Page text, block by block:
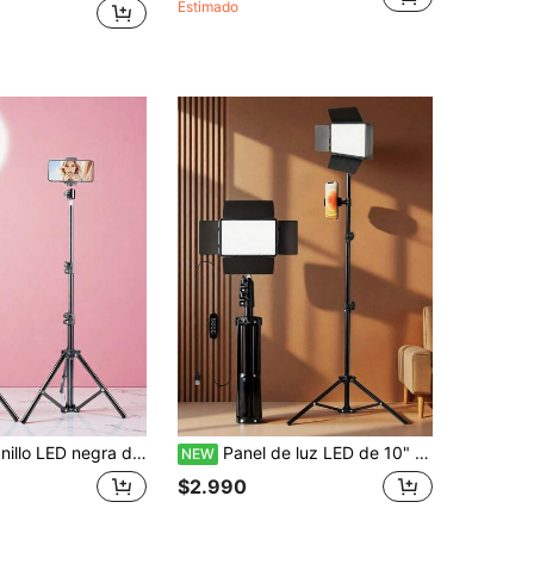
Estimado
en vivo, vlogging y maquillaje, para uso en interiores. Soporte ajustable en altura, resistente y duradero. Luz de anillo adecuada para fotografía, grabación de video, transmisión en vivo, reuniones de Zoom, vlogging, selfies y iluminación de teléfonos. NEW Panel de luz LED de 10" con iluminación alimentada por USB, trípode ajustable de 43 pulgadas, 3 modos de iluminación, luz de anillo LED alimentada por USB con soporte de metal resistente & soporte colgante - Luz de video regulable para streaming, fotografía, videografía, creación de contenido - Compatible con DSLR/videocámaras/smartphones - Panel de luz LED alimentado por USB para iluminación de estudio en casa
$2.990